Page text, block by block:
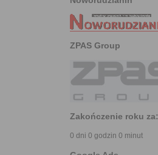
ZPAS Group
Zakończenie roku za:
0 dni 0 godzin 0 minut